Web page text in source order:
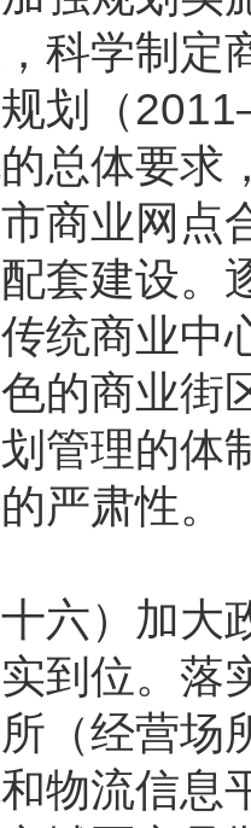
科学制定
划（
总体要求
商业网点
套建设。
统商业中
的商业街
管理的体
严肃性。
）加大政
到位。落
（经营场
物流信息